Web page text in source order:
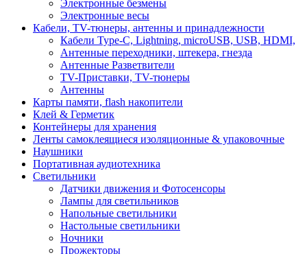
Электронные безмены
Электронные весы
Кабели, TV-тюнеры, антенны и принадлежности
Кабели Type-C, Lightning, microUSB, USB, HDMI,
Антенные переходники, штекера, гнезда
Антенные Разветвители
TV-Приставки, TV-тюнеры
Антенны
Карты памяти, flash накопители
Клей & Герметик
Контейнеры для хранения
Ленты самоклеящиеся изоляционные & упаковочные
Наушники
Портативная аудиотехника
Светильники
Датчики движения и Фотосенсоры
Лампы для светильников
Напольные светильники
Настольные светильники
Ночники
Прожекторы